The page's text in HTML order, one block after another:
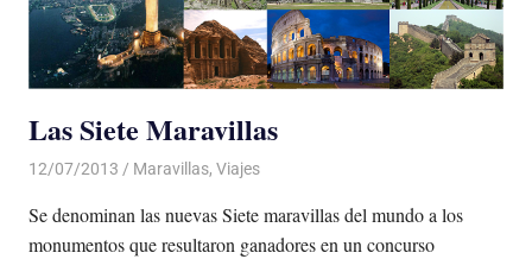
Las Siete Maravillas
12/07/2013 Luis Castellanos
Maravillas, Viajes
Se denominan las nuevas Siete maravillas del mundo a los
monumentos que resultaron ganadores en un concurso